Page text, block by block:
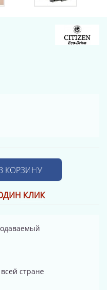
КОРЗИНУ
КЛИК
стране